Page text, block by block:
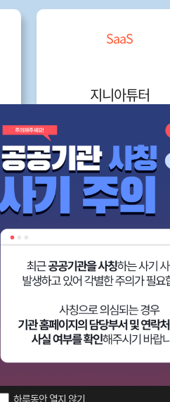
하루동안 열지 않기
SaaS
지니아튜터
(주)천재교과서
디지털서비
스
심사신청
자료실